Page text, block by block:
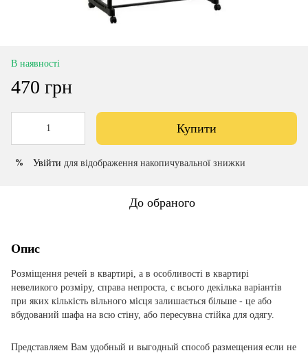
В наявності
470 грн
Купити
% Увійти для відображення накопичувальної знижки
До обраного
Опис
Розміщення речей в квартирі, а в особливості в квартирі
невеликого розміру, справа непроста, є всього декілька варіантів
при яких кількість вільного місця залишається більше - це або
вбудований шафа на всю стіну, або пересувна стійка для одягу.
Представляем Вам удобный и выгодный способ размещения если не